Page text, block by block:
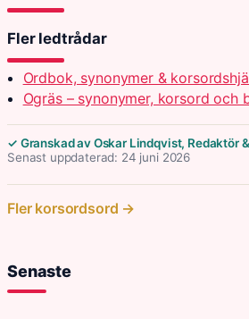
Fler ledtrådar
Ordbok, synonymer &
Ogräs – synonymer, korsord och
✓ Granskad av Oskar Lindqvist, Redaktör
Senast uppdaterad: 24 juni 2026
Fler korsordsord →
Senaste